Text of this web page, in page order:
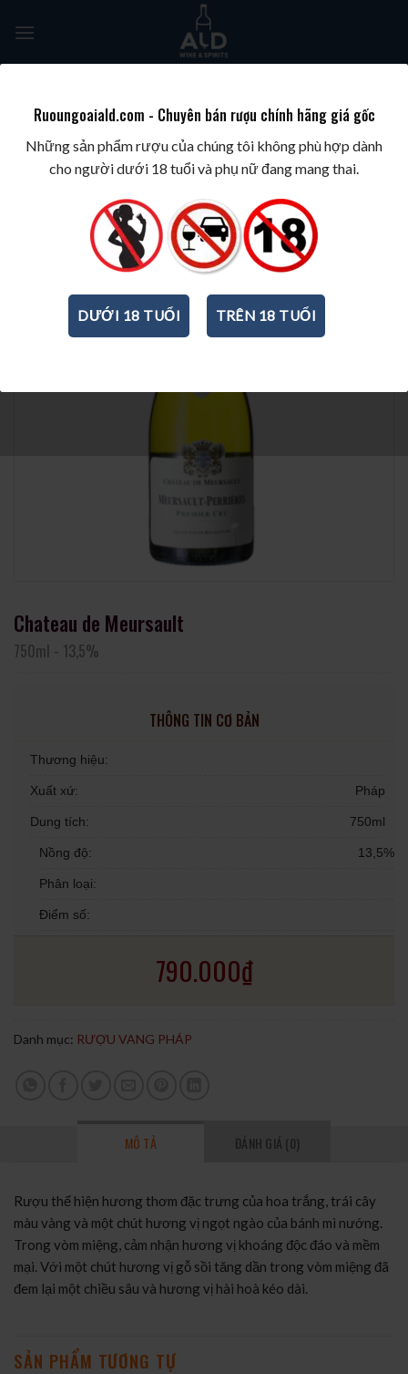
TRANG CHỦ WINE/BIA/SAKE/SOJU / RƯỢU VANG PHÁP
Chateau de Meursault
750ml - 13,5%
THÔNG TIN CƠ BẢN
Thương hiệu:
Xuất xứ: Pháp
Dung tích: 750ml
Nồng độ: 13,5%
Phân loại:
Điểm số:
790.000₫
Danh mục: RƯỢU VANG PHÁP
MÔ TẢ ĐÁNH GIÁ (0)
Rượu thể hiện hương thơm đặc trưng của hoa trắng, trái cây
màu vàng và một chút hương vị ngọt ngào của bánh mì nướng.
Trong vòm miệng, cảm nhận hương vị khoáng độc đáo và mềm
mại. Với một chút hương vị gỗ sồi tăng dần trong vòm miệng đã
đem lại một chiều sâu và hương vị hài hoà kéo dài.
SẢN PHẨM TƯƠNG TỰ
Ruoungoaiald.com - Chuyên bán rượu chính hãng giá gốc
Những sản phẩm rượu của chúng tôi không phù hợp dành
cho người dưới 18 tuổi và phụ nữ đang mang thai.
DƯỚI 18 TUỔI TRÊN 18 TUỔI